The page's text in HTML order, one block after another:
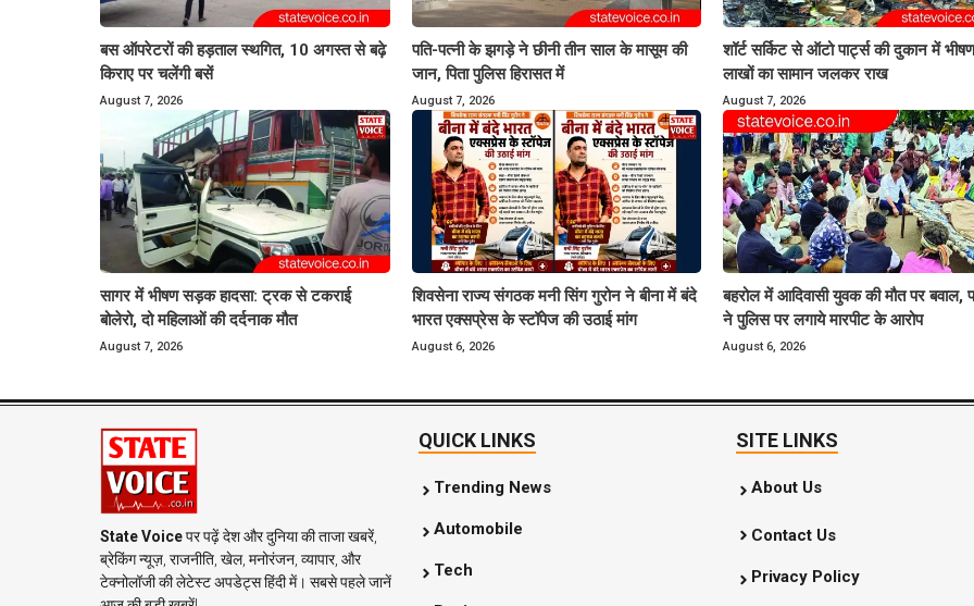
बस ऑपरेटरों की हड़ताल स्थगित, 10 अगस्त से बढ़े
किराए पर चलेंगी बसें
August 7, 2026
पति-पत्नी के झगड़े ने छीनी तीन साल के मासूम की
जान, पिता पुलिस हिरासत में
August 7, 2026
शॉर्ट सर्किट से ऑटो पार्ट्स की दुकान में
लाखों का सामान जलकर राख
August 7, 2026
सागर में भीषण सड़क हादसा: ट्रक से टकराई
बोलेरो, दो महिलाओं की दर्दनाक मौत
August 7, 2026
शिवसेना राज्य संगठक मनी सिंग गुरोन ने बीना में बंदे
भारत एक्सप्रेस के स्टॉपेज की उठाई मांग
August 6, 2026
बहरोल में आदिवासी युवक की मौत पर बवाल,
ने पुलिस पर लगाये मारपीट के आरोप
August 6, 2026
State Voiceपर पढ़ें देश और दुनिया की ताजा खबरें,
ब्रेकिंग न्यूज़, राजनीति, खेल, मनोरंजन, व्यापार, और
टेक्नोलॉजी की लेटेस्ट अपडेट्स हिंदी में। सबसे पहले जानें
QUICK LINKS
Trending News
Automobile
Tech
SITE LINKS
About Us
Contact Us
Privacy Policy